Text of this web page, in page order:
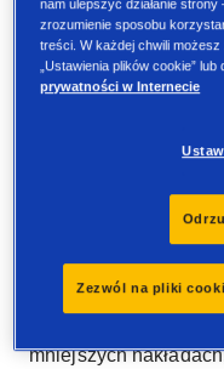
Dlaczego
subskrypcji
rosnącymi kosztami
cele w zakresie
to przy
To wyzwanie, z
mniejszych
nam ulepszyć działanie strony
zrozumienie sposobu
treści. W każdej chwili
„Ustawienia plików cookie”
prywatności w Internecie
Zezwól na pliki